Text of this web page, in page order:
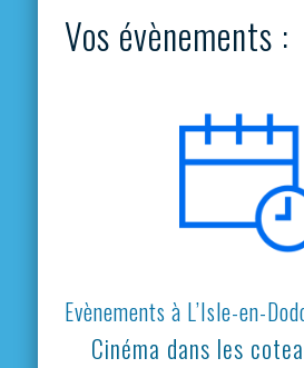
Vos évènements :
Evènements à L’Isle-en-
Cinéma dans les